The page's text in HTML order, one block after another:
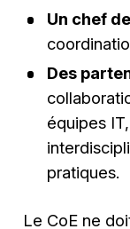
Un chef
Des
équipes
pratiques.
Le CoE ne